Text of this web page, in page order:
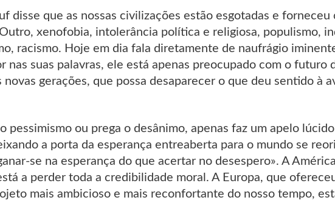
disse que as nossas civilizações estão esgotadas e forneceu
xenofobia, intolerância política e religiosa, populismo,
racismo. Hoje em dia fala diretamente de naufrágio
nas suas palavras, ele está apenas preocupado com o futuro
gerações, que possa desaparecer o que deu sentido à
pessimismo ou prega o desânimo, apenas faz um apelo
a porta da esperança entreaberta para o mundo se
se na esperança do que acertar no desespero». A
a perder toda a credibilidade moral. A Europa, que
mais ambicioso e mais reconfortante do nosso tempo,